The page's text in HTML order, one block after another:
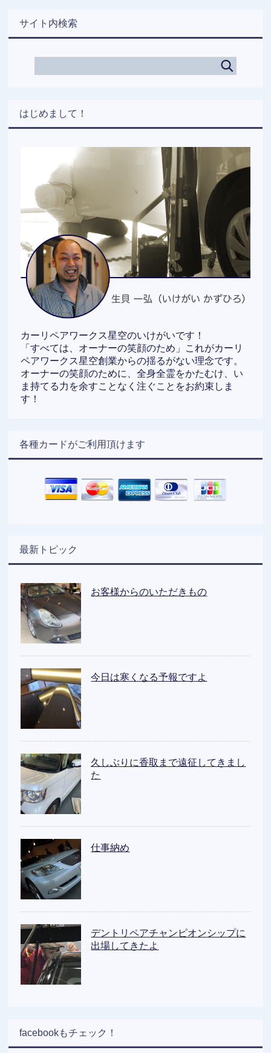
サイト内検索
はじめまして！
カーリペアワークス星空のいけがいです！
「すべては、オーナーの笑顔のため」これがカーリ
ペアワークス星空創業からの揺るがない理念です。
オーナーの笑顔のために、全身全霊をかたむけ、い
ま持てる力を余すことなく注ぐことをお約束しま
す！
各種カードがご利用頂けます
最新トピック
お客様からのいただきもの
今日は寒くなる予報ですよ
久しぶりに香取まで遠征してきまし
た
仕事納め
デントリペアチャンピオンシップに
出場してきたよ
facebookもチェック！